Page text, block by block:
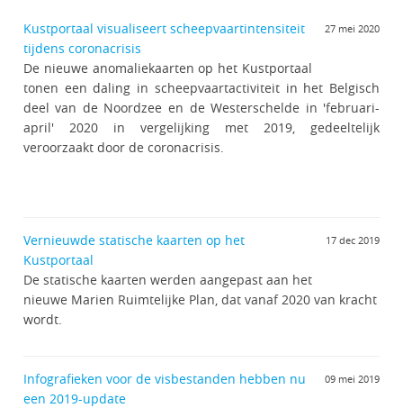
27 mei 2020
Kustportaal visualiseert scheepvaartintensiteit
tijdens coronacrisis
De nieuwe anomaliekaarten op het Kustportaal
tonen een daling in scheepvaartactiviteit in het Belgisch
deel van de Noordzee en de Westerschelde in 'februari-
april' 2020 in vergelijking met 2019, gedeeltelijk
veroorzaakt door de coronacrisis.
17 dec 2019
Vernieuwde statische kaarten op het
Kustportaal
De statische kaarten werden aangepast aan het
nieuwe Marien Ruimtelijke Plan, dat vanaf 2020 van kracht
wordt.
09 mei 2019
Infografieken voor de visbestanden hebben nu
een 2019-update